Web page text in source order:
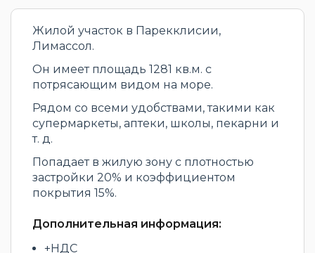
Жилой участок в Парекклисии,
Лимассол.
Он имеет площадь 1281 кв.м. с
потрясающим видом на море.
Рядом со всеми удобствами, такими как
супермаркеты, аптеки, школы, пекарни и
т. д.
Попадает в жилую зону с плотностью
застройки 20% и коэффициентом
покрытия 15%.
Дополнительная информация:
+НДС